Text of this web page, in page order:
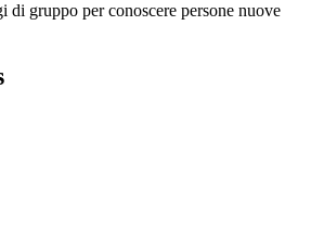
di gruppo per conoscere persone nuove